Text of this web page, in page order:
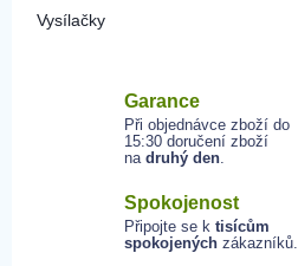
Vysílačky
Garance
Při objednávce zboží do
15:30 doručení zboží
na druhý den.
Spokojenost
Připojte se k tisícům
spokojených zákazníků.